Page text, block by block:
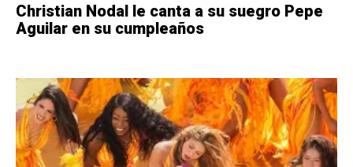
Christian Nodal le canta a su suegro Pepe
Aguilar en su cumpleaños